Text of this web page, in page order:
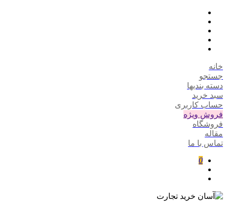
خانه
جستجو
دسته بندیها
سبد خرید
حساب کاربری
فروش ویژه
فروشگاه
مقاله
تماس با ما
0